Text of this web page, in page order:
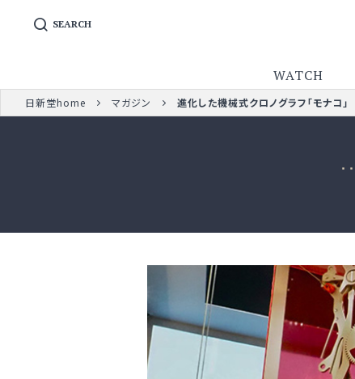
WATCH
SEARCH
日新堂home マガジン 進化した機械式クロノグラフ「モナコ」